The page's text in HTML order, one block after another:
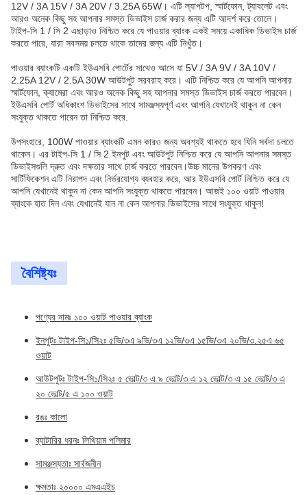
12V / 3A 15V / 3A 20V / 3.25A 65W। এটি ল্যাপটপ, স্মার্টফোন, ট্যাবলেট এবং
আরও অনেক কিছু সহ আপনার সমস্ত ডিভাইস চার্জ করার জন্য এটি আদর্শ করে তোলে।
টাইপ-সি 1 / সি 2 এছাড়াও নিশ্চিত করে যে পাওয়ার ব্যাংক একই সময়ে একাধিক ডিভাইস চার্জ
করতে পারে, যারা সবসময় চলতে থাকে তাদের জন্য এটি নিখুঁত।
পাওয়ার ব্যাংকটি একটি ইউএসবি পোর্টের সাথেও আসে যা 5V / 3A 9V / 3A 10V /
2.25A 12V / 2.5A 30W আউটপুট সরবরাহ করে। এটি নিশ্চিত করে যে আপনি আপনার
স্মার্টফোন, ক্যামেরা এবং আরও অনেক কিছু সহ আপনার সমস্ত ডিভাইস চার্জ করতে পারবেন।
ইউএসবি পোর্ট অধিকাংশ ডিভাইসের সাথে সামঞ্জস্যপূর্ণ এবং আপনি যেখানেই থাকুন না কেন
সংযুক্ত থাকতে পারেন তা নিশ্চিত করে.
উপসংহারে, 100W পাওয়ার ব্যাংকটি এমন কারও জন্য অবশ্যই থাকতে হবে যিনি সর্বদা চলতে
থাকেন। এর টাইপ-সি 1 / সি 2 ইনপুট এবং আউটপুট নিশ্চিত করে যে আপনি আপনার সমস্ত
ডিভাইসগুলি দ্রুত এবং দক্ষতার সাথে চার্জ করতে পারবেন।উচ্চ মানের উপকরণ এবং
সার্টিফিকেশন এটি নিরাপদ এবং নির্ভরযোগ্য ব্যবহার করে, আর ইউএসবি পোর্ট নিশ্চিত করে যে
আপনি যেখানেই থাকুন না কেন আপনি সংযুক্ত থাকতে পারবেন। আজই ১০০ ওয়াট পাওয়ার
ব্যাংকে হাত দিন এবং যেখানেই যান না কেন আপনার ডিভাইসের সাথে সংযুক্ত থাকুন!
বৈশিষ্ট্যঃ
পণ্যের নামঃ ১০০ ওয়াট পাওয়ার ব্যাংক
ইনপুটঃ টাইপ-সি১/সি২ঃ ৫ভি/৩এ ৯ভি/৩এ ১২ভি/৩এ ১৫ভি/৩এ ২০ভি/৩.২৫এ ৬৫
ওয়াট
আউটপুটঃ টাইপ-সি১/সি২ঃ ৫ ভোল্ট/৩ এ ৯ ভোল্ট/৩ এ ১২ ভোল্ট/৩ এ ১৫ ভোল্ট/৩ এ
২০ ভোল্ট/৫ এ ১০০ ওয়াট
রঙঃ কালো
ব্যাটারির ধরনঃ লিথিয়াম পলিমার
সামঞ্জস্যতাঃ সার্বজনীন
ক্ষমতাঃ ২০০০০ এমএএইচ